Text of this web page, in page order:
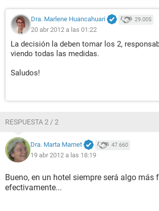
Dra. Marlene Huancahuari 29.005
20 abr 2012 a las 01:22
La decisión la deben tomar los 2,
viendo todas las medidas.
Saludos!
RESPUESTA 2 / 2
Dra. Marta Marnet 47.660
19 abr 2012 a las 18:19
Bueno, en un hotel siempre será algo más
efectivamente...